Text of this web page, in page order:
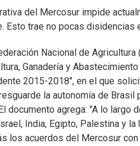
del Mercosur impide
Esto trae no pocas disidencias
Nacional de
Ganadería y
2015-2018", en el que
la autonomía de
documento agrega: "A lo
India, Egipto, Palestina y
los acuerdos del Mercosur